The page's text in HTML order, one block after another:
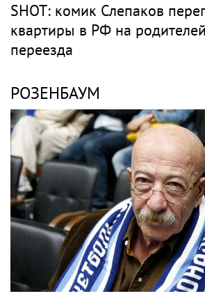
SHOT: комик Слепаков
квартиры в РФ на
переезда
РОЗЕНБАУМ